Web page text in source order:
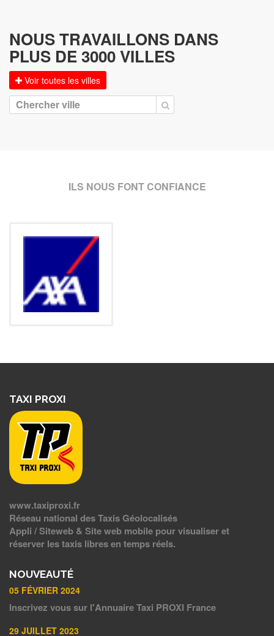
NOUS TRAVAILLONS DANS
PLUS DE 3000 VILLES
Voir toutes les villes
ILS NOUS FONT CONFIANCE
TAXI PROXI
www.taxiproxi.fr
Réseau national des Taxis Géolocalisés
Appli / Siteweb & Site web mobile pour visualiser et
réserver les taxis libres en temps réels.
NOUVEAUTÉ
05 FÉVRIER 2024
Inscrivez vous sur l'Annuaire Taxi PROXI France
29 JUILLET 2023